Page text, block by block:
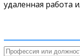
удаленная работа